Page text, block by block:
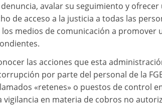
avalar su seguimiento y
de acceso a la justicia a todas las
medios de comunicación a promover
las acciones que esta
por parte del personal de la
«retenes» o puestos de control
vigilancia en materia de cobros no